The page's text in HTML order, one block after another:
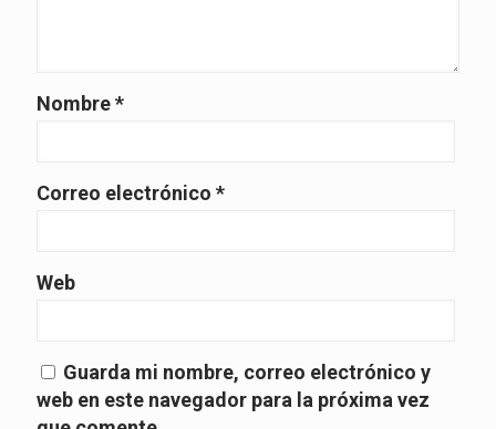
Nombre*
Correo electrónico *
Web
Guarda mi nombre, correo electrónico y
web en este navegador para la próxima vez